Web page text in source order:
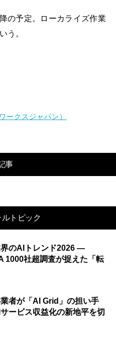
の予定。ローカライズ作業
う。
ークスジャパン）
事
ルトピック
のAIトレンド2026 ―
1000社超調査が捉えた「転
者が「AI Grid」の担い手
ービス収益化の新地平を切